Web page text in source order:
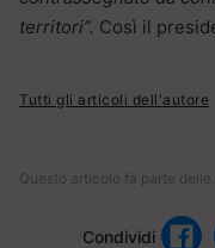
territori”. Così il
Tutti gli articoli dell'autore
Questo articolo fa parte
Condividi